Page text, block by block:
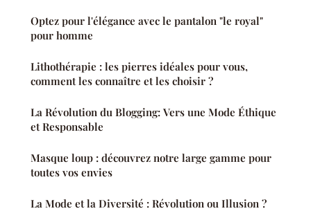
Optez pour l'élégance avec le pantalon "le royal"
pour homme
Lithothérapie : les pierres idéales pour vous,
comment les connaître et les choisir ?
La Révolution du Blogging: Vers une Mode Éthique
et Responsable
Masque loup : découvrez notre large gamme pour
toutes vos envies
La Mode et la Diversité : Révolution ou Illusion ?